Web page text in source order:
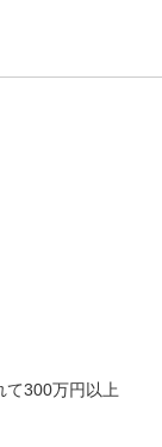
て300万円以上